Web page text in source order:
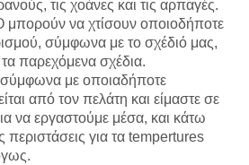
τις χοάνες και τις αρπαγές.
μπορούν να χτίσουν οποιοδήποτε
σύμφωνα με το σχέδιό μας,
παρεχόμενα σχέδια.
σύμφωνα με οποιαδήποτε
από τον πελάτη και είμαστε σε
να εργαστούμε μέσα, και κάτω
περιστάσεις για τα tempertures